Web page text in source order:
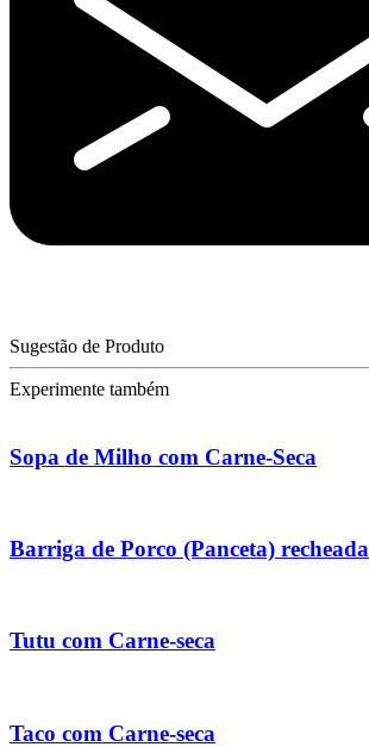
Sugestão de Produto
Experimente também
Sopa de Milho com Carne-Seca
Barriga de Porco (Panceta) recheada
Tutu com Carne-seca
Taco com Carne-seca